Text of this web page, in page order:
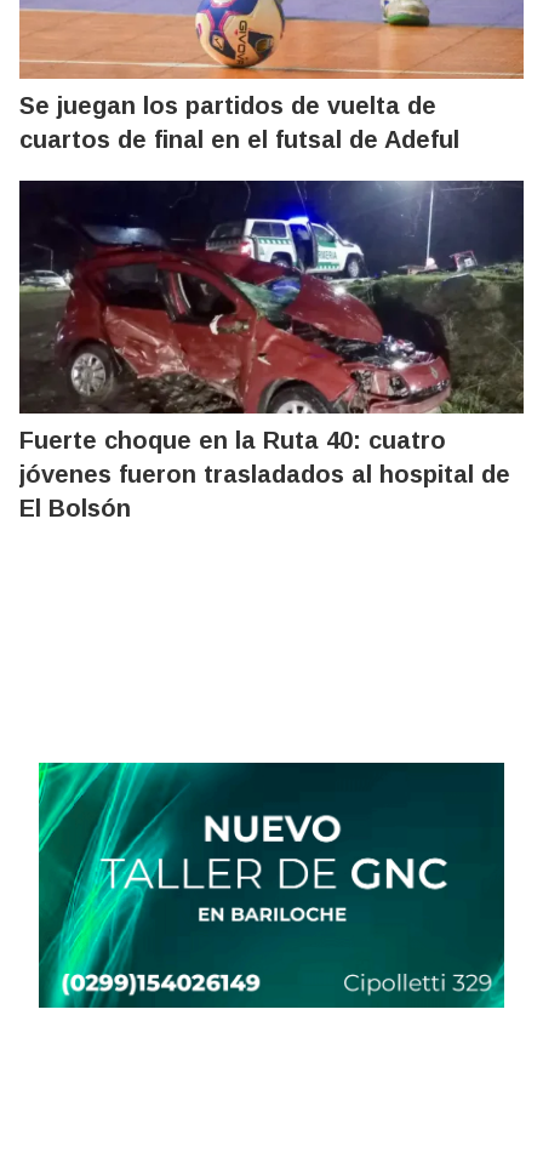
Se juegan los partidos de vuelta de
cuartos de final en el futsal de Adeful
Fuerte choque en la Ruta 40: cuatro
jóvenes fueron trasladados al hospital de
El Bolsón